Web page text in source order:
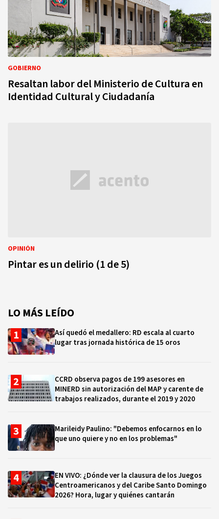
GOBIERNO
Resaltan labor del Ministerio de Cultura en
Identidad Cultural y Ciudadanía
OPINIÓN
Pintar es un delirio (1 de 5)
LO MÁS LEÍDO
Así quedó el medallero: RD escala al cuarto
lugar tras jornada histórica de 15 oros
CCRD observa pagos de 199 asesores en
MINERD sin autorización del MAP y carente de
trabajos realizados, durante el 2019 y 2020
Marileidy Paulino: "Debemos enfocarnos en lo
que uno quiere y no en los problemas"
EN VIVO: ¿Dónde ver la clausura de los Juegos
Centroamericanos y del Caribe Santo Domingo
2026? Hora, lugar y quiénes cantarán